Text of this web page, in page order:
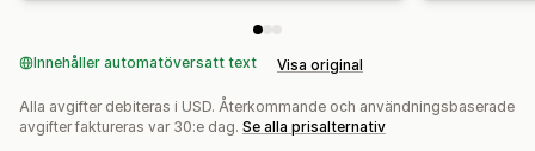
Innehåller automatöversatt text Visa original
Alla avgifter debiteras i USD. Återkommande och användningsbaserade
avgifter faktureras var 30:e dag. Se alla prisalternativ